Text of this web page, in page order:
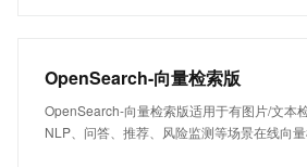
OpenSearch-向量检索版
OpenSearch-向量检索版适用于有图片/文本
NLP、问答、推荐、风险监测等场景在线向